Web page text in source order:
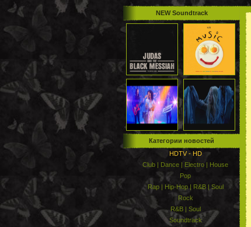
NEW Soundtrack
Категории новостей
HDTV - HD
Club | Dance | Electro | House
Pop
Rap | Hip-Hop | R&B | Soul
Rock
R&B | Soul
Soundtrack